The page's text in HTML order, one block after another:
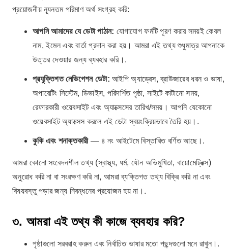
প্রয়োজনীয় ন্যূনতম পরিমাণ অর্থ সংগ্রহ করি:
আপনি আমাদের যে ডেটা পাঠান: যোগাযোগ ফর্মটি পূরণ করার সময়ই কেবল
নাম, ইমেল এবং বার্তা প্রদান করা হয়। আমরা এই তথ্য শুধুমাত্র আপনাকে
উত্তর দেওয়ার জন্য ব্যবহার করি।.
প্রযুক্তিগত নেভিগেশন ডেটা: আইপি অ্যাড্রেস, ব্রাউজারের ধরন ও ভাষা,
অপারেটিং সিস্টেম, ডিভাইস, পরিদর্শিত পৃষ্ঠা, সাইটে কাটানো সময়,
রেফারকারী ওয়েবসাইট এবং অ্যাক্সেসের তারিখ/সময়। আপনি যেকোনো
ওয়েবসাইট অ্যাক্সেস করলে এই ডেটা স্বয়ংক্রিয়ভাবে তৈরি হয়।.
কুকি এবং শনাক্তকারী— ৪ নং আইটেমে বিস্তারিত বর্ণিত আছে।.
আমরা কোনো সংবেদনশীল তথ্য (স্বাস্থ্য, ধর্ম, যৌন অভিমুখিতা, বায়োমেট্রিক্স)
অনুরোধ করি না বা সংরক্ষণ করি না, আমরা ব্যক্তিগত তথ্য বিক্রি করি না এবং
বিষয়বস্তু পড়ার জন্য নিবন্ধনের প্রয়োজন হয় না।.
৩. আমরা এই তথ্য কী কাজে ব্যবহার করি?
পৃষ্ঠাগুলো সরবরাহ করুন এবং নির্বাচিত ভাষার মতো পছন্দগুলো মনে রাখুন।.